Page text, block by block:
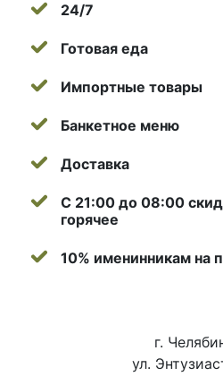
24/7
Готовая еда
Импортные товары
Банкетное меню
Доставка
С 21:00 до 08:00
горячее
10% именинникам на
г.
ул.